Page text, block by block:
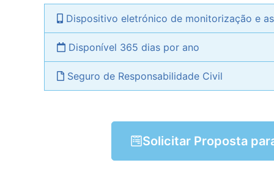
Dispositivo eletrónico de monitorização e
Disponível 365 dias por ano
Seguro de Responsabilidade Civil
Solicitar Proposta